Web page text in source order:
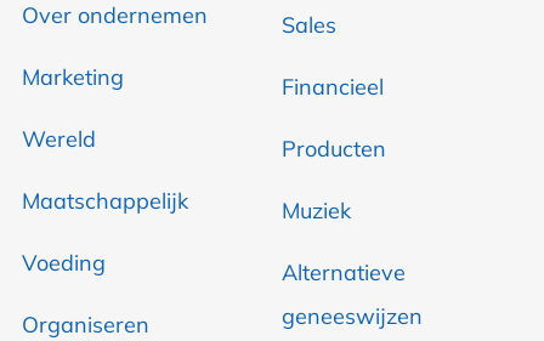
Over ondernemen
Marketing
Wereld
Maatschappelijk
Voeding
Organiseren
Sales
Financieel
Producten
Muziek
Alternatieve
geneeswijzen